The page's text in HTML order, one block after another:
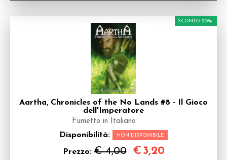
Aartha, Chronicles of the No Lands #8 - Il Gioco
dell'Imperatore
Fumetto in Italiano
Disponibilità: NON DISPONIBILE
Prezzo:€ 4,00
SCONTO 20%
€ 3,20